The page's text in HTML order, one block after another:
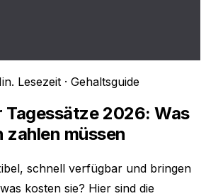
Lesezeit · Gehaltsguide
Tagessätze 2026: Was
zahlen müssen
schnell verfügbar und bringen
kosten sie? Hier sind die